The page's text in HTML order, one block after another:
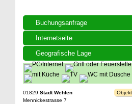
Buchungsanfrage
Internetseite
Geografische Lage
01829 Stadt Wehlen
Mennickestrasse 7